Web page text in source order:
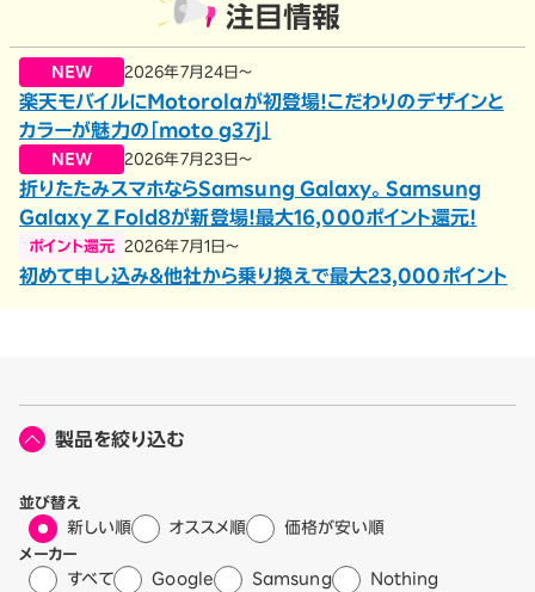
注目情報
NEW 2026年7月24日～
楽天モバイルにMotorolaが初登場！こだわりのデザインと
カラーが魅力の「moto g37j」
NEW 2026年7月23日～
折りたたみスマホならSamsung Galaxy。Samsung
Galaxy Z Fold8が新登場！最大16,000ポイント還元！
ポイント還元 2026年7月1日～
初めて申し込み＆他社から乗り換えで最大23,000ポイント
製品を絞り込む
並び替え
新しい順 オススメ順 価格が安い順
メーカー
すべて Google Samsung
Nothing